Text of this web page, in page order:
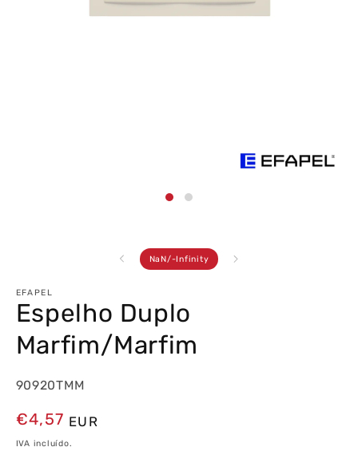
NaN/ de
-Infinity
EFAPEL
Espelho Duplo
Marfim/Marfim
90920TMM
Preço
normal
€4,57 EUR
IVA incluído.